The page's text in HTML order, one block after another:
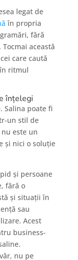
legat de
în propria
fără
această
care caută
ritmul
înțelegi
Salina poate fi
un stil de
este un
și nici o soluție
și persoane
fără o
și situații în
sau
Acest
business-
nu pe